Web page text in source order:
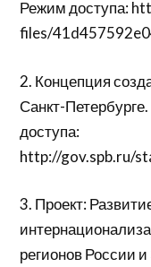
Режим доступа:
files/
2. Концепция
Санкт-
доступа:
http://gov.spb.ru/
3. Проект:
регионов России